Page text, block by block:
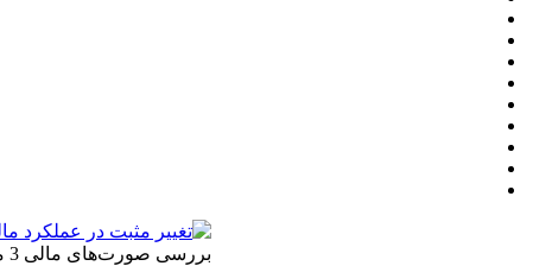
بررسی صورت‌های مالی 3 ماهه نخست 1405 نشان داد